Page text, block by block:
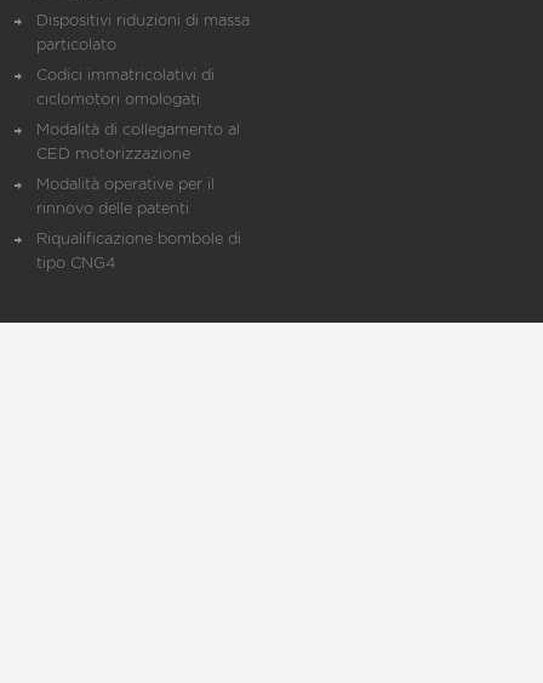
Dispositivi riduzioni di massa
particolato
Codici immatricolativi di
ciclomotori omologati
Modalità di collegamento al
CED motorizzazione
Modalità operative per il
rinnovo delle patenti
Riqualificazione bombole di
tipo CNG4